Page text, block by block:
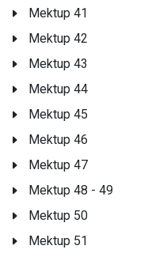
Mektup 41
Mektup 42
Mektup 43
Mektup 44
Mektup 45
Mektup 46
Mektup 47
Mektup 48 - 49
Mektup 50
Mektup 51